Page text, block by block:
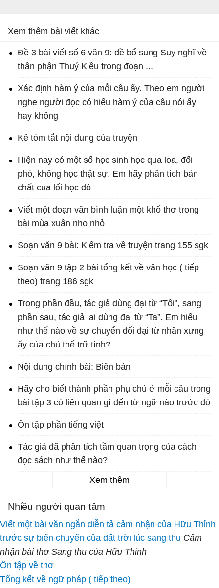
Xem thêm bài viết khác
Đề 3 bài viết số 6 văn 9: đề bổ sung Suy nghĩ về
thân phận Thuý Kiều trong đoạn ...
Xác định hàm ý của mỗi câu ấy. Theo em người
nghe người đọc có hiểu hàm ý của câu nói ấy
hay không
Kể tóm tắt nội dung của truyện
Hiện nay có một số học sinh học qua loa, đối
phó, không học thật sự. Em hãy phân tích bản
chất của lối học đó
Viết một đoạn văn bình luận một khổ thơ trong
bài mùa xuân nho nhỏ
Soạn văn 9 bài: Kiểm tra về truyện trang 155 sgk
Soạn văn 9 tập 2 bài tổng kết về văn học ( tiếp
theo) trang 186 sgk
Trong phần đầu, tác giả dùng đại từ “Tôi”, sang
phần sau, tác giả lại dùng đại từ “Ta”. Em hiểu
như thế nào về sự chuyển đổi đại từ nhân xưng
ấy của chủ thể trữ tình?
Nội dung chính bài: Biên bản
Hãy cho biết thành phần phụ chú ở mỗi câu trong
bài tập 3 có liên quan gì đến từ ngữ nào trước đó
Ôn tập phần tiếng việt
Tác giả đã phân tích tầm quan trọng của cách
đọc sách như thế nào?
Xem thêm
Nhiều người quan tâm
Viết một bài văn ngắn diễn tả cảm nhận của Hữu Thỉnh
trước sự biến chuyển của đất trời lúc sang thu Cảm
nhận bài thơ Sang thu của Hữu Thỉnh
Ôn tập về thơ
Tổng kết về ngữ pháp ( tiếp theo)